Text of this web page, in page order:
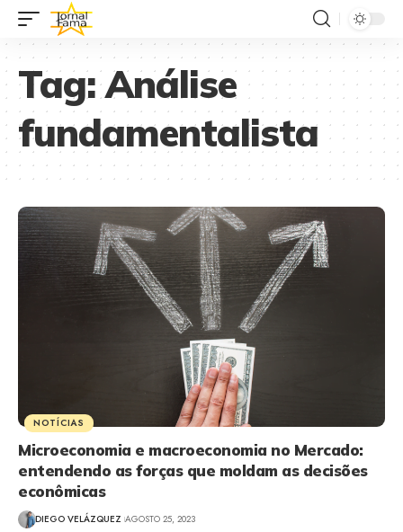
Tag:Análise
fundamentalista
NOTÍCIAS
Microeconomia e macroeconomia no Mercado:
entendendo as forças que moldam as decisões
econômicas
DIEGO VELÁZQUEZ AGOSTO 25, 2023